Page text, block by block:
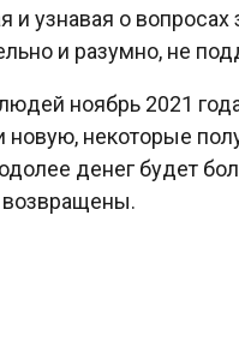
и узнавая о
и разумно, не
ноябрь 2021
новую, некоторые
денег будет
возвращены.